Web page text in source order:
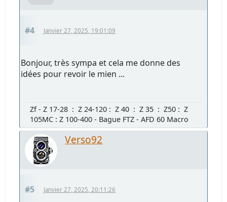
#4 Janvier 27, 2025, 19:01:09
Bonjour, très sympa et cela me donne des
idées pour revoir le mien ...
Zf - Z 17-28 : Z 24-120 : Z 40 : Z 35 : Z50 : Z
105MC : Z 100-400 - Bague FTZ - AFD 60 Macro
Verso92
#5 Janvier 27, 2025, 20:11:26